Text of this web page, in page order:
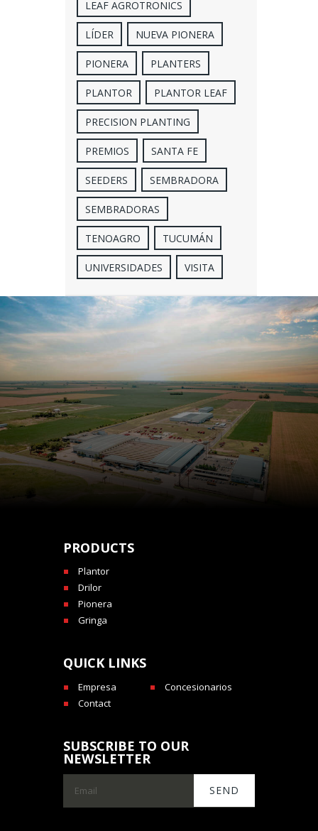
LEAF AGROTRONICS
LÍDER NUEVA PIONERA
PIONERA PLANTERS
PLANTOR PLANTOR LEAF
PRECISION PLANTING
PREMIOS SANTA FE
SEEDERS SEMBRADORA
SEMBRADORAS
TENOAGRO TUCUMÁN
UNIVERSIDADES VISITA
PRODUCTS
Plantor
Drilor
Pionera
Gringa
QUICK LINKS
Empresa
Concesionarios
Contact
SUBSCRIBE TO OUR
NEWSLETTER